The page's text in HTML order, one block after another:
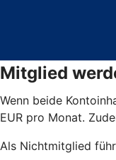
Mitglied
Wenn beide
EUR pro Monat.
Als Nichtmitglied